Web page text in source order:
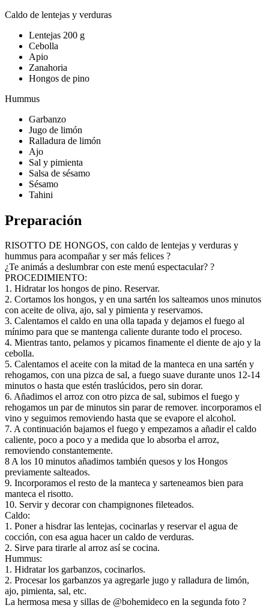
Caldo de lentejas y verduras
Lentejas 200 g
Cebolla
Apio
Zanahoria
Hongos de pino
Hummus
Garbanzo
Jugo de limón
Ralladura de limón
Ajo
Sal y pimienta
Salsa de sésamo
Sésamo
Tahini
Preparación
RISOTTO DE HONGOS, con caldo de lentejas y verduras y
hummus para acompañar y ser más felices ?
¿Te animás a deslumbrar con este menú espectacular? ?
PROCEDIMIENTO:
1. Hidratar los hongos de pino. Reservar.
2. Cortamos los hongos, y en una sartén los salteamos unos minutos
con aceite de oliva, ajo, sal y pimienta y reservamos.
3. Calentamos el caldo en una olla tapada y dejamos el fuego al
mínimo para que se mantenga caliente durante todo el proceso.
4. Mientras tanto, pelamos y picamos finamente el diente de ajo y la
cebolla.
5. Calentamos el aceite con la mitad de la manteca en una sartén y
rehogamos, con una pizca de sal, a fuego suave durante unos 12-14
minutos o hasta que estén traslúcidos, pero sin dorar.
6. Añadimos el arroz con otro pizca de sal, subimos el fuego y
rehogamos un par de minutos sin parar de remover. incorporamos el
vino y seguimos removiendo hasta que se evapore el alcohol.
7. A continuación bajamos el fuego y empezamos a añadir el caldo
caliente, poco a poco y a medida que lo absorba el arroz,
removiendo constantemente.
8 A los 10 minutos añadimos también quesos y los Hongos
previamente salteados.
9. Incorporamos el resto de la manteca y sarteneamos bien para
manteca el risotto.
10. Servir y decorar con champignones fileteados.
Caldo:
1. Poner a hisdrar las lentejas, cocinarlas y reservar el agua de
cocción, con esa agua hacer un caldo de verduras.
2. Sirve para tirarle al arroz así se cocina.
Hummus:
1. Hidratar los garbanzos, cocinarlos.
2. Procesar los garbanzos ya agregarle jugo y ralladura de limón,
ajo, pimienta, sal, etc.
La hermosa mesa y sillas de @bohemideco en la segunda foto ?